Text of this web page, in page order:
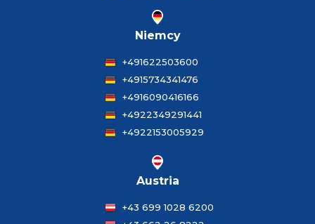
Niemcy
+491622503600
+4915734341476
+4916090416166
+4922349291441
+4922153005929
Austria
+43 699 1028 6200